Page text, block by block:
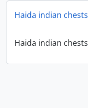
Haida indian chests
Haida indian chests